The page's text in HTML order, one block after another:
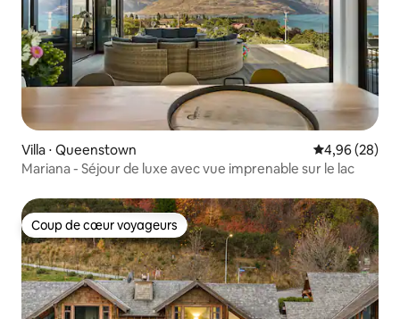
Villa ⋅ Queenstown Évaluation
4,96 (28)
Mariana - Séjour de luxe avec vue imprenable sur le lac
Coup de cœur voyageurs
Coup de cœur voyageurs